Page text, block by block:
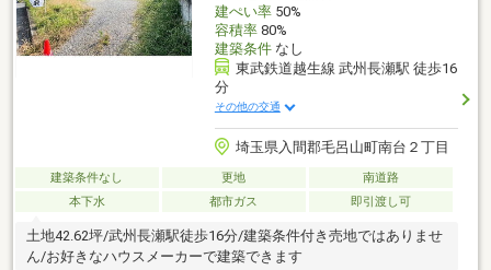
建ぺい率50%
容積率80%
建築条件なし
東武鉄道越生線 武州長瀬駅 徒歩16
分
その他の交通
埼玉県入間郡毛呂山町南台２丁目
建築条件なし 更地
南道路
本下水
都市ガス 即引渡し可
土地42.62坪/武州長瀬駅徒歩16分/建築条件付き売地ではありませ
ん/お好きなハウスメーカーで建築できます